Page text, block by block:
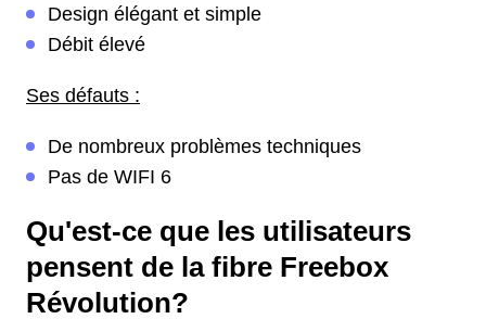
Design élégant et simple
Débit élevé
Ses défauts :
De nombreux problèmes techniques
Pas de WIFI 6
Qu'est-ce que les utilisateurs
pensent de la fibre Freebox
Révolution?